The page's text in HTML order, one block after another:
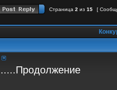
Страница 2 из 15
[
.....Продолжение